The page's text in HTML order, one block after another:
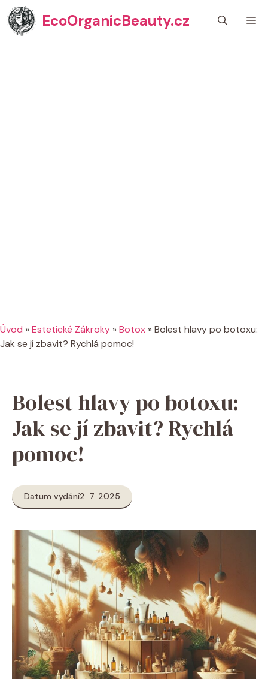
Přeskočit
na
obsah
EcoOrganicBeauty.cz
Úvod »Estetické Zákroky »Botox »Bolest hlavy po botoxu:
Jak se jí zbavit? Rychlá pomoc!
Bolest hlavy po botoxu:
Jak se jí zbavit? Rychlá
pomoc!
Datum vydání2. 7. 2025